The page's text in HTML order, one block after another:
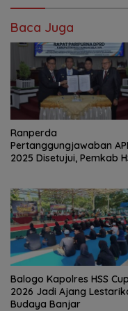
Baca Juga
Ranperda
Pertanggungjawaban
2025 Disetujui, Pemkab
Balogo Kapolres HSS Cup
2026 Jadi Ajang
Budaya Banjar